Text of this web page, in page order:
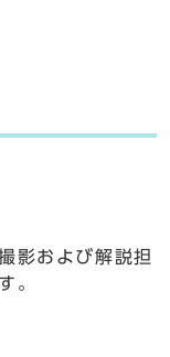
影および解説担
。